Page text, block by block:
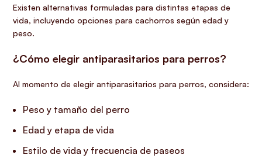
Existen alternativas formuladas para distintas etapas de
vida, incluyendo opciones para cachorros según edad y
peso.
¿Cómo elegir antiparasitarios para perros?
Al momento de elegir antiparasitarios para perros, considera:
Peso y tamaño del perro
Edad y etapa de vida
Estilo de vida y frecuencia de paseos